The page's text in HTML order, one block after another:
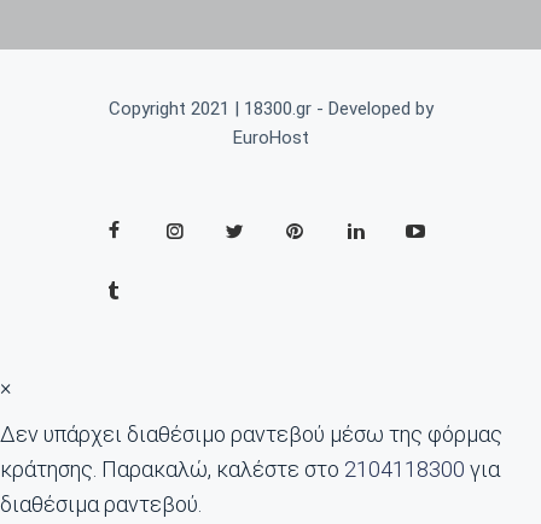
Copyright 2021 | 18300.gr - Developed by
EuroHost
×
Δεν υπάρχει διαθέσιμο ραντεβού μέσω της φόρμας
κράτησης. Παρακαλώ, καλέστε στο 2104118300 για
διαθέσιμα ραντεβού.